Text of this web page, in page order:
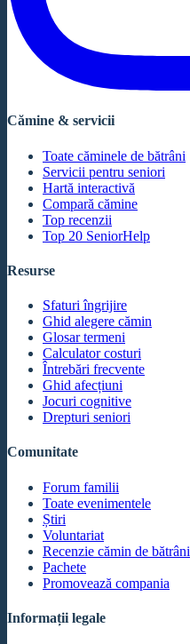
Cămine & servicii
Toate căminele de bătrâni
Servicii pentru seniori
Hartă interactivă
Compară cămine
Top recenzii
Top 20 SeniorHelp
Resurse
Sfaturi îngrijire
Ghid alegere cămin
Glosar termeni
Calculator costuri
Întrebări frecvente
Ghid afecțiuni
Jocuri cognitive
Drepturi seniori
Comunitate
Forum familii
Toate evenimentele
Știri
Voluntariat
Recenzie cămin de bătrâni
Pachete
Promovează compania
Informații legale